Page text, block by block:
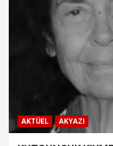
AKTÜEL AKYAZI